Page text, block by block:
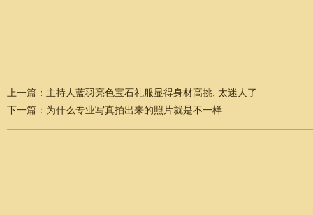
上一篇： 主持人蓝羽亮色宝石礼服显得身材高挑, 太迷人了
下一篇： 为什么专业写真拍出来的照片就是不一样